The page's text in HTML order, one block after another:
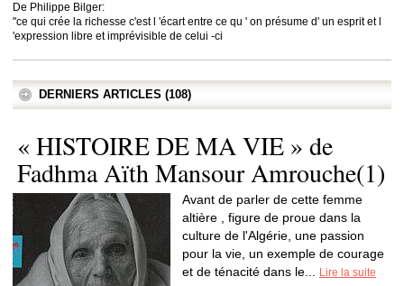
De Philippe Bilger:
"ce qui crée la richesse c'est l 'écart entre ce qu ' on présume d' un esprit et l
'expression libre et imprévisible de celui -ci
DERNIERS ARTICLES (108)
« HISTOIRE DE MA VIE » de
Fadhma Aïth Mansour Amrouche(1)
Avant de parler de cette femme
altière , figure de proue dans la
culture de l'Algérie, une passion
pour la vie, un exemple de courage
et de ténacité dans le...
Lire la suite